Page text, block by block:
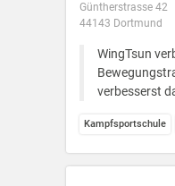
Güntherstrasse 42
44143 Dortmund
WingTsun
verbesserst
Kampfsportschule